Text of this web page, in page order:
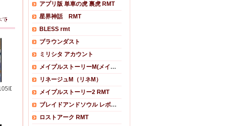
て
版) クレソロでボス撃破 1/2
アプリ版 単車の虎 裏虎 RMT
星界神話 RMT
BLESS rmt
ブラウンダスト
ミリシタ アカウント
メイプルストーリーM(メイプルM)
リネージュM（リネM）
メイプルストーリー2 RMT
ブレイドアンドソウル レボリューション
ロストアーク RMT